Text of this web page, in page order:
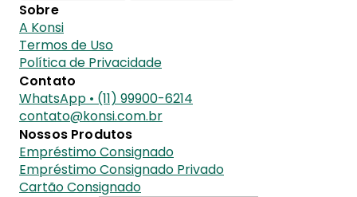
Sobre
A Konsi
Termos de Uso
Política de Privacidade
Contato
WhatsApp • (11) 99900-6214
contato@konsi.com.br
Nossos Produtos
Empréstimo Consignado
Empréstimo Consignado Privado
Cartão Consignado